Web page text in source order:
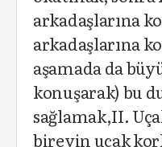
arkadaşlarına
arkadaşlarına
aşamada da
konuşarak) bu
sağlamak,II.
bireyin uçak